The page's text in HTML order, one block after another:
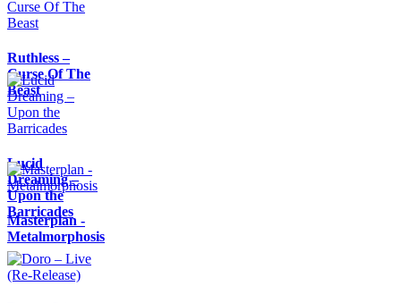
Ruthless –
Curse Of The
Beast
Lucid
Dreaming –
Upon the
Barricades
Masterplan -
Metalmorphosis